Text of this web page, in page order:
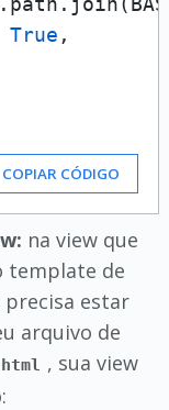
True ,
COPIAR CÓDIGO
na view que
template de
estar
arquivo de
, sua view